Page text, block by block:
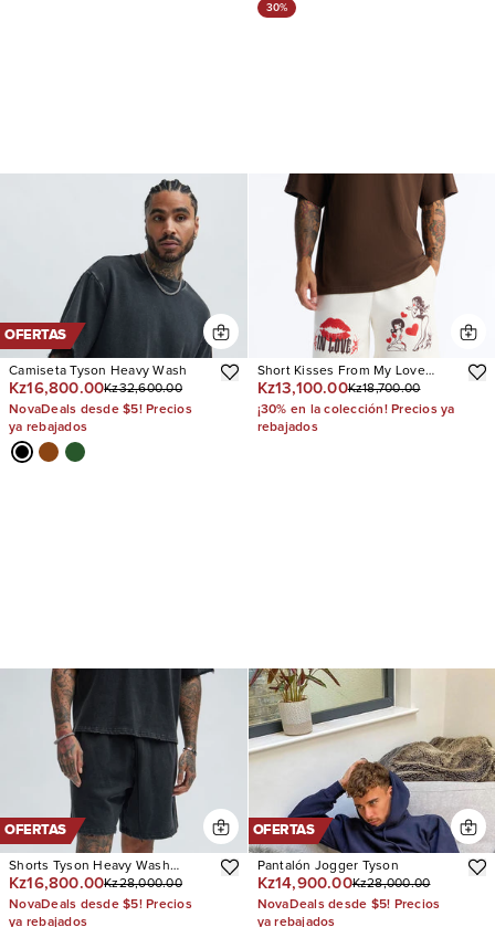
OFERTAS
Camiseta Tyson Heavy Wash
Kz16,800.00Kz32,600.00
NovaDeals desde $5! Precios
ya rebajados
30%
Short Kisses From My Love
Relaxed Sweat
Kz13,100.00Kz18,700.00
¡30% en la colección! Precios ya
rebajados
OFERTAS
Shorts Tyson Heavy Wash
Relaxed
Kz16,800.00Kz28,000.00
NovaDeals desde $5! Precios
ya rebajados
OFERTAS
Pantalón Jogger Tyson
Kz14,900.00Kz28,000.00
NovaDeals desde $5! Precios
ya rebajados